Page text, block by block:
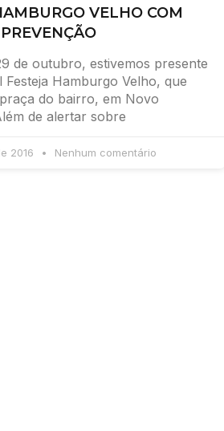
VELHO COM
de outubro, estivemos presente
Festeja Hamburgo Velho, que
do bairro, em Novo
de alertar sobre
2016 Nenhum comentário